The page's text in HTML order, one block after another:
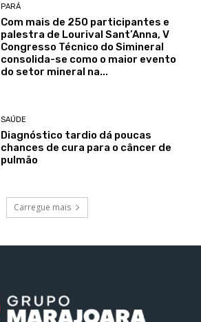
PARÁ
Com mais de 250 participantes e
palestra de Lourival Sant’Anna, V
Congresso Técnico do Simineral
consolida-se como o maior evento
do setor mineral na...
SAÚDE
Diagnóstico tardio dá poucas
chances de cura para o câncer de
pulmão
Carregue mais